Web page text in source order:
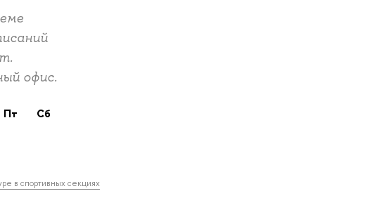
офис.
пт сб
в спортивных секциях